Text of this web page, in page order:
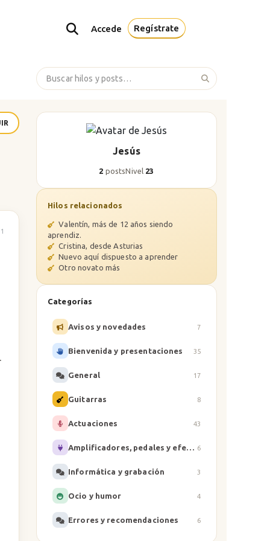
Accede Regístrate
Jesús
2 postsNivel 23
Hilos relacionados
Valentín, más de 12 años siendo
aprendiz.
Cristina, desde Asturias
Nuevo aquí dispuesto a aprender
Otro novato más
Categorías
Avisos y novedades 7
Bienvenida y presentaciones 35
General 17
Guitarras 8
Actuaciones 43
Amplificadores, pedales y efectos 6
Informática y grabación 3
Ocio y humor 4
Errores y recomendaciones 6